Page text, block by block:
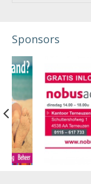
Sponsors
Previous